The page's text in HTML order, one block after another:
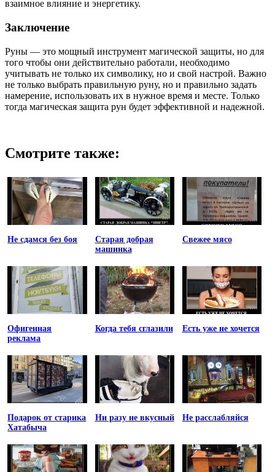
взаимное влияние и энергетику.
Заключение
Руны — это мощный инструмент магической защиты, но для
того чтобы они действительно работали, необходимо
учитывать не только их символику, но и свой настрой. Важно
не только выбрать правильную руну, но и правильно задать
намерение, использовать их в нужное время и месте. Только
тогда магическая защита рун будет эффективной и надежной.
Смотрите также:
Не сдамся без боя
Старая добрая
машинка
Свежее мясо
Офигенная
реклама
Когда тебя сглазили Есть уже не хочется
Подарок от старика
Хатабыча
Ни разу не вкусный Не расслабляйся